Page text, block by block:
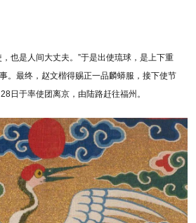
也是人间大丈夫。”于是出使琉球，是上下重
。最终，赵文楷得赐正一品麟蟒服，接下使节
日于率使团离京，由陆路赶往福州。